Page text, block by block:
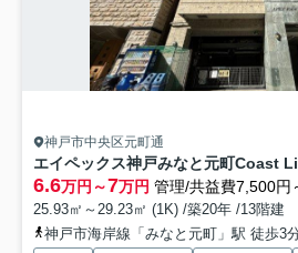
神戸市中央区元町通
エイペックス神戸みなと元町Coast
6.6万円～7万円 管理/共益費7,500円
25.93㎡～29.23㎡ (1K) /築20年 /13階建
神戸市海岸線「みなと元町」駅 徒歩3